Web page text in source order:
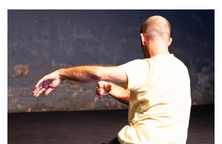
05.01 > 09.01
Résidence à l'Atelier des Marches